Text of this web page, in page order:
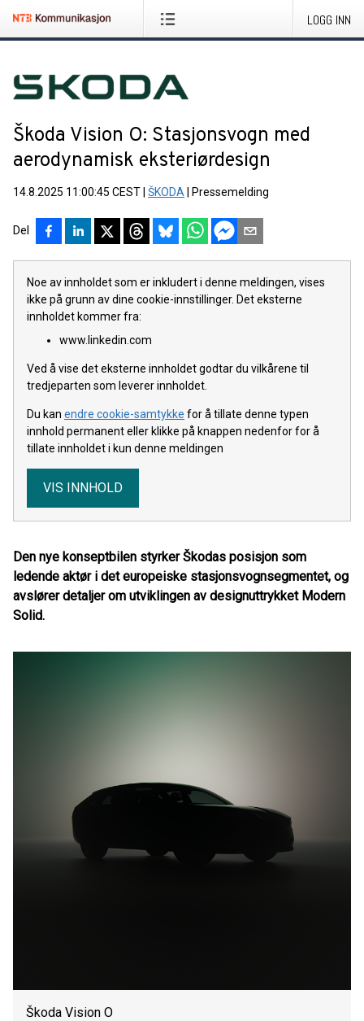
LOGG INN
Škoda Vision O: Stasjonsvogn med
aerodynamisk eksteriørdesign
14.8.2025 11:00:45 CEST ŠKODA Pressemelding
Del
Noe av innholdet som er inkludert i denne meldingen, vises
ikke på grunn av dine cookie-innstillinger. Det eksterne
innholdet kommer fra:
www.linkedin.com
Ved å vise det eksterne innholdet godtar du vilkårene til
tredjeparten som leverer innholdet.
Du kan endre cookie-samtykke for å tillate denne typen
innhold permanent eller klikke på knappen nedenfor for å
tillate innholdet i kun denne meldingen
VIS INNHOLD
Den nye konseptbilen styrker Škodas posisjon som
ledende aktør i det europeiske stasjonsvognsegmentet, og
avslører detaljer om utviklingen av designuttrykket Modern
Solid.
Škoda Vision O